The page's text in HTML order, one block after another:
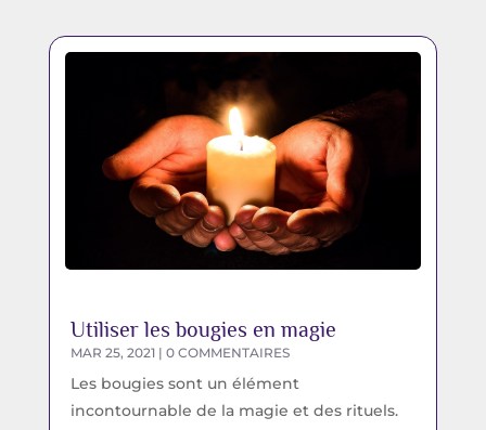
Utiliser les bougies en magie
MAR 25, 2021| 0 COMMENTAIRES
Les bougies sont un élément
incontournable de la magie et des rituels.